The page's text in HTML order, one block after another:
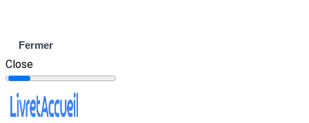
Fermer
Close